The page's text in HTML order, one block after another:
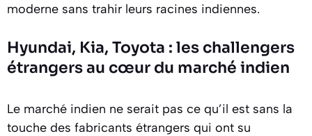
moderne sans trahir leurs racines indiennes.
Hyundai, Kia, Toyota : les challengers
étrangers au cœur du marché indien
Le marché indien ne serait pas ce qu’il est sans la
touche des fabricants étrangers qui ont su